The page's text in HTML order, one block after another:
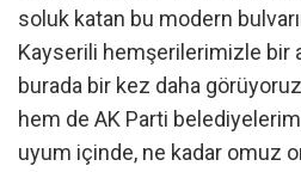
soluk katan bu modern
Kayserili hemşerilerimizle bir
burada bir kez daha görüyoruz
hem de AK Parti
uyum içinde, ne kadar omuz